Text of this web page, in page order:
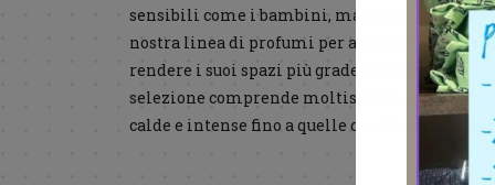
sensibili come i bambini, ma anche da
nostra linea di profumi per ambienti
rendere i suoi spazi più gradevoli e davvero
selezione comprende moltissime opzioni,
calde e intense fino a quelle caratterizzate